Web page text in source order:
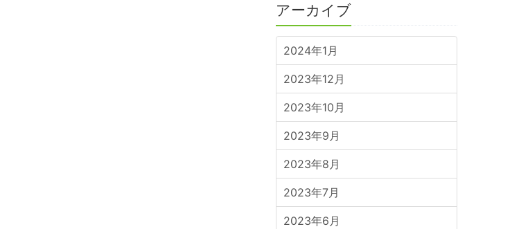
アーカイブ
2024年1月
2023年12月
2023年10月
2023年9月
2023年8月
2023年7月
2023年6月